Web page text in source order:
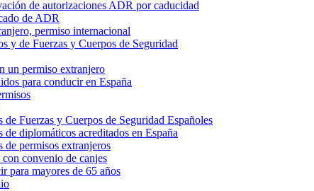
de autorizaciones ADR por caducidad
de ADR
permiso internacional
y de Fuerzas y Cuerpos de Seguridad
un permiso extranjero
para conducir en España
de Fuerzas y Cuerpos de Seguridad Españoles
de diplomáticos acreditados en España
de permisos extranjeros
con convenio de canjes
para mayores de 65 años